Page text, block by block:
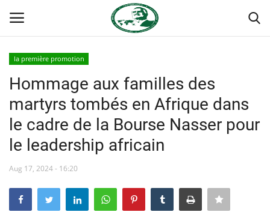
Accueil
Terms & Conditions
Contact
Forum international Nasser
la première promotion
Hommage aux familles des
martyrs tombés en Afrique dans
le cadre de la Bourse Nasser pour
le leadership africain
Aug 17, 2024 - 16:20